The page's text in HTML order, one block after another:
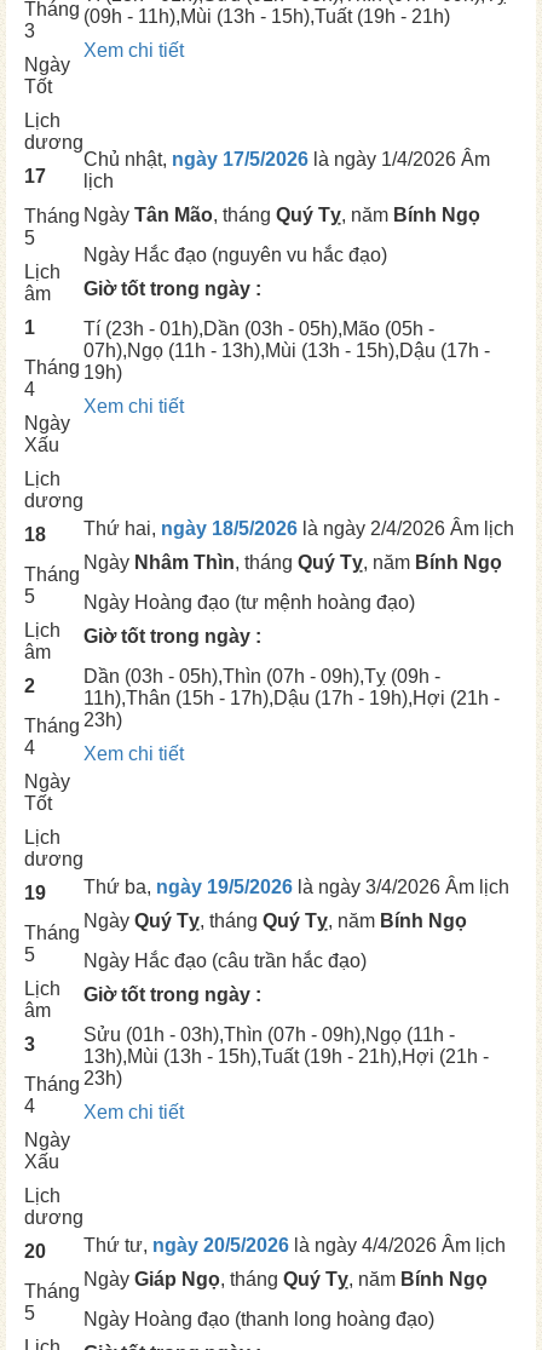
Tháng
3
Ngày
Tốt
(09h - 11h),Mùi (13h - 15h),Tuất(19h - 21h)
Xem chi tiết
Lịch
dương
17
Tháng
5
Lịch
âm
1
Tháng
4
Ngày
Xấu
Chủ nhật, ngày 17/5/2026 là ngày 1/4/2026 Âm
lịch
Ngày Tân Mão, tháng Quý Tỵ, năm Bính Ngọ
Ngày Hắc đạo (nguyên vu hắc đạo)
Giờ tốt trong ngày :
Tí (23h - 01h),Dần (03h - 05h),Mão (05h -
07h),Ngọ (11h - 13h),Mùi (13h - 15h),Dậu (17h -
19h)
Xem chi tiết
Lịch
dương
18
Tháng
5
Lịch
âm
2
Tháng
4
Ngày
Tốt
Thứ hai, ngày 18/5/2026 là ngày 2/4/2026 Âm lịch
Ngày Nhâm Thìn, tháng Quý Tỵ, năm Bính Ngọ
Ngày Hoàng đạo (tư mệnh hoàng đạo)
Giờ tốt trong ngày :
Dần (03h - 05h),Thìn (07h - 09h),Tỵ (09h -
11h),Thân (15h - 17h),Dậu (17h - 19h),Hợi (21h -
23h)
Xem chi tiết
Lịch
dương
19
Tháng
5
Lịch
âm
3
Tháng
4
Ngày
Xấu
Thứ ba, ngày 19/5/2026 là ngày 3/4/2026 Âm lịch
Ngày Quý Tỵ, tháng Quý Tỵ, năm Bính Ngọ
Ngày Hắc đạo (câu trần hắc đạo)
Giờ tốt trong ngày :
Sửu (01h - 03h),Thìn (07h - 09h),Ngọ (11h -
13h),Mùi (13h - 15h),Tuất(19h - 21h),Hợi (21h -
23h)
Xem chi tiết
Lịch
dương
20
Tháng
5
Thứ tư, ngày 20/5/2026 là ngày 4/4/2026 Âm lịch
Ngày Giáp Ngọ, tháng Quý Tỵ, năm Bính Ngọ
Ngày Hoàng đạo (thanh long hoàng đạo)